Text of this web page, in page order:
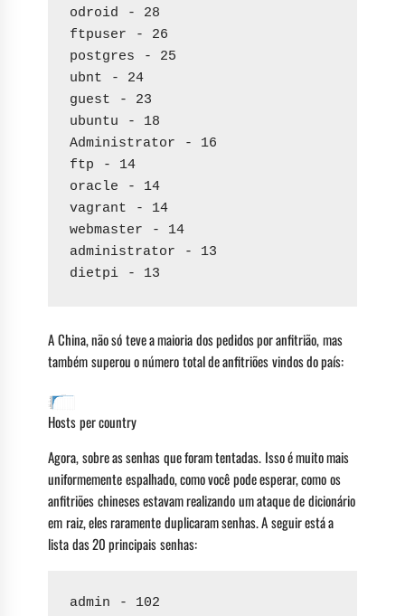
odroid - 28
ftpuser - 26
postgres - 25
ubnt - 24
guest - 23
ubuntu - 18
Administrator - 16
ftp - 14
oracle - 14
vagrant - 14
webmaster - 14
administrator - 13
dietpi - 13
A China, não só teve a maioria dos pedidos por anfitrião, mas
também superou o número total de anfitriões vindos do país:
Hosts per country
Agora, sobre as senhas que foram tentadas. Isso é muito mais
uniformemente espalhado, como você pode esperar, como os
anfitriões chineses estavam realizando um ataque de dicionário
em raiz, eles raramente duplicaram senhas. A seguir está a
lista das 20 principais senhas:
admin - 102